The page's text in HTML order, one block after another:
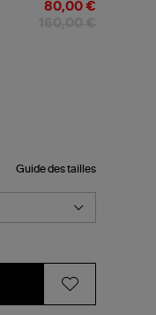
80,00 €
Guide des tailles